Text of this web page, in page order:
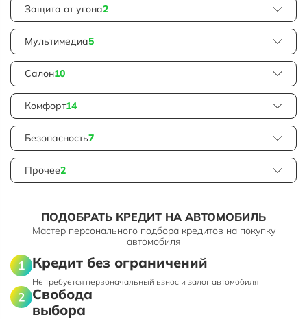
Защита от угона2
Мультимедиа5
Салон10
Комфорт14
Безопасность7
Прочее2
ПОДОБРАТЬ КРЕДИТ НА АВТОМОБИЛЬ
Мастер персонального подбора кредитов на покупку
автомобиля
Кредит без ограничений
Не требуется первоначальный взнос и залог автомобиля
Свобода
выбора